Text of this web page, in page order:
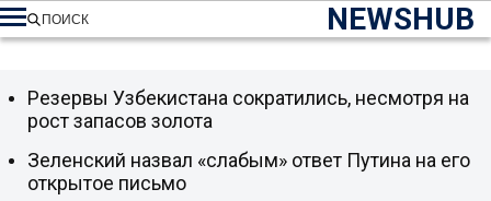
NEWSHUB
ПОИСК
Резервы Узбекистана сократились, несмотря на
рост запасов золота
Зеленский назвал «слабым» ответ Путина на его
открытое письмо